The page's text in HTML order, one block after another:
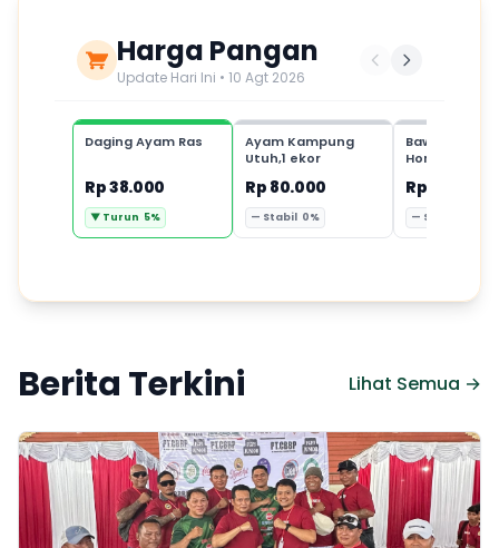
Harga Pangan
Update Hari Ini • 10 Agt 2026
Daging Ayam Ras
Rp 38.000
▼ Turun 5%
Ayam Kampung
Utuh,1 ekor
Rp 80.000
— Stabil 0%
Bawang Putih
Honan,1 kg
Rp 35.000
— Stabil 0%
Berita Terkini Lihat Semua →